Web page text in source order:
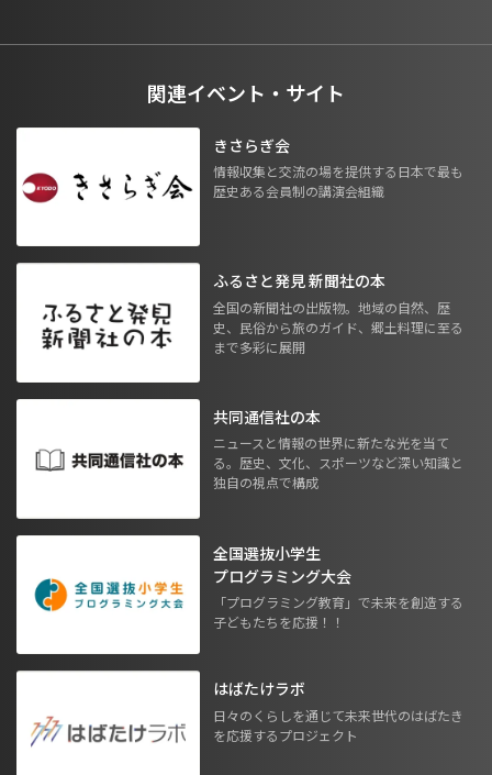
関連イベント・サイト
きさらぎ会
情報収集と交流の場を提供する日本で最も
歴史ある会員制の講演会組織
ふるさと発見 新聞社の本
全国の新聞社の出版物。地域の自然、歴
史、民俗から旅のガイド、郷土料理に至る
まで多彩に展開
共同通信社の本
ニュースと情報の世界に新たな光を当て
る。歴史、文化、スポーツなど深い知識と
独自の視点で構成
全国選抜小学生
プログラミング大会
「プログラミング教育」で未来を創造する
子どもたちを応援！！
はばたけラボ
日々のくらしを通じて未来世代のはばたき
を応援するプロジェクト